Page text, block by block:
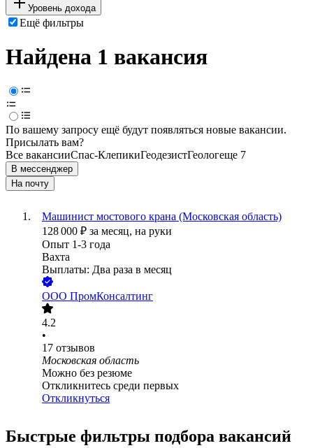
Уровень дохода
Ещё фильтры
Найдена 1 вакансия
По вашему запросу ещё будут появляться новые вакансии.
Присылать вам?
Все вакансииСпас-КлепикиГеодезистГеологеще 7
В мессенджер
На почту
Машинист мостового крана (Московская область)
128 000 ₽ за месяц, на руки
Опыт 1-3 года
Вахта
Выплаты: Два раза в месяц
ООО ПромКонсалтинг
4.2
•
17 отзывов
Московская область
Можно без резюме
Откликнитесь среди первых
Откликнуться
Быстрые фильтры подбора вакансий